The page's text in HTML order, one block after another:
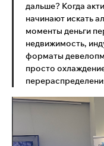
дальше? Когда
начинают искать
моменты деньги
недвижимость,
форматы
просто